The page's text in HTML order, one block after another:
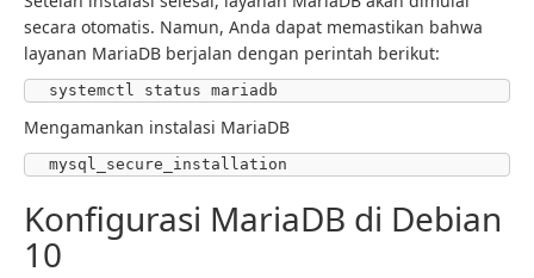
secara otomatis. Namun, Anda dapat memastikan bahwa
layanan MariaDB berjalan dengan perintah berikut:
systemctl status mariadb
Mengamankan instalasi MariaDB
mysql_secure_installation
Konfigurasi MariaDB di Debian
10